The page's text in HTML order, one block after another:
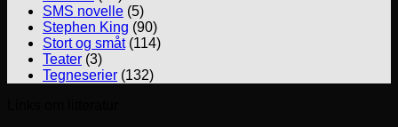
SMS novelle (5)
Stephen King (90)
Stort og småt(114)
Teater (3)
Tegneserier (132)